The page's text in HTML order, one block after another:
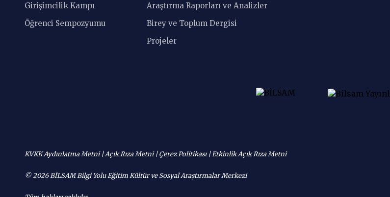
Girişimcilik Kampı
Öğrenci Sempozyumu
Araştırma Raporları ve Analizler
Birey ve Toplum Dergisi
Projeler
KVKK Aydınlatma Metni|Açık Rıza Metni| Çerez Politikası |Etkinlik Açık Rıza Metni
© 2026 BİLSAM Bilgi Yolu Eğitim Kültür ve Sosyal Araştırmalar Merkezi